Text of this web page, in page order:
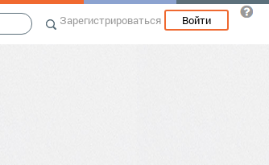
Зарегистрироваться Войти